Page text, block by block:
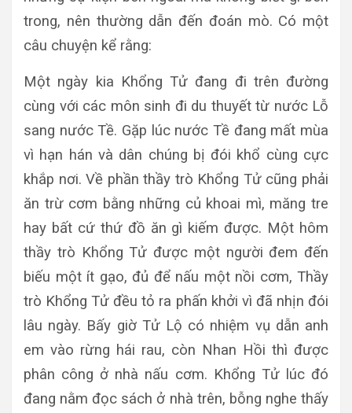
trong, nên thường dẫn đến đoán mò. Có một
câu chuyện kể rằng:
Một ngày kia Khổng Tử đang đi trên đường
cùng với các môn sinh đi du thuyết từ nước Lỗ
sang nước Tề. Gặp lúc nước Tề đang mất mùa
vì hạn hán và dân chúng bị đói khổ cùng cực
khắp nơi. Về phần thầy trò Khổng Tử cũng phải
ăn trừ cơm bằng những củ khoai mì, măng tre
hay bất cứ thứ đồ ăn gì kiếm được. Một hôm
thầy trò Khổng Tử được một người đem đến
biếu một ít gạo, đủ để nấu một nồi cơm, Thầy
trò Khổng Tử đều tỏ ra phấn khởi vì đã nhịn đói
lâu ngày. Bấy giờ Tử Lộ có nhiệm vụ dẫn anh
em vào rừng hái rau, còn Nhan Hồi thì được
phân công ở nhà nấu cơm. Khổng Tử lúc đó
đang nằm đọc sách ở nhà trên, bỗng nghe thấy